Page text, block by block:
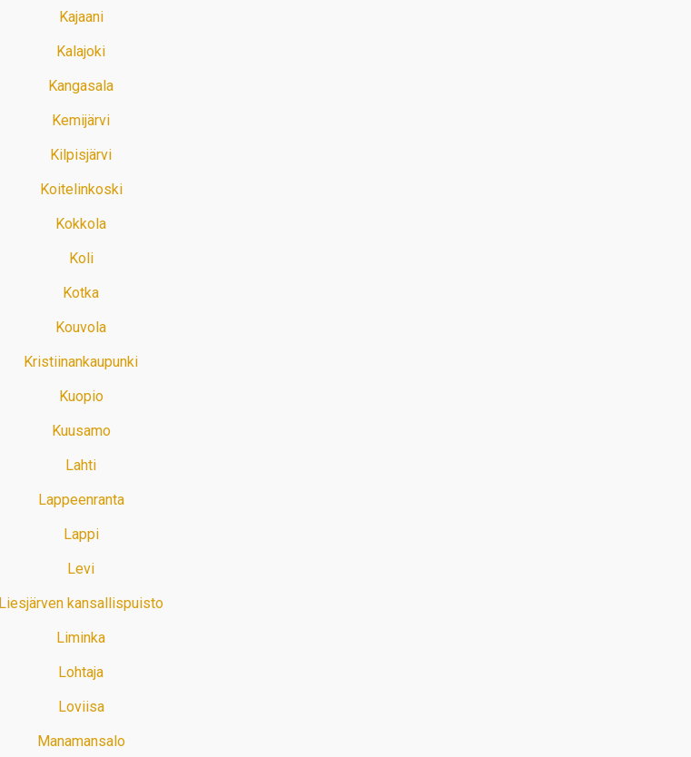
Kajaani
Kalajoki
Kangasala
Kemijärvi
Kilpisjärvi
Koitelinkoski
Kokkola
Koli
Kotka
Kouvola
Kristiinankaupunki
Kuopio
Kuusamo
Lahti
Lappeenranta
Lappi
Levi
Liesjärven kansallispuisto
Liminka
Lohtaja
Loviisa
Manamansalo